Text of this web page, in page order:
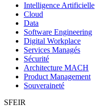
Intelligence Artificielle
Cloud
Data
Software Engineering
Digital Workplace
Services Managés
Sécurité
Architecture MACH
Product Management
Souveraineté
SFEIR